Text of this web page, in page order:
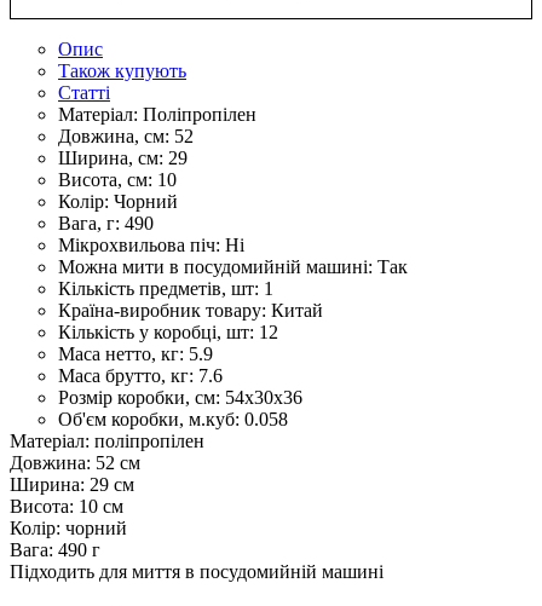
Опис
Також купують
Статті
Матеріал: Поліпропілен
Довжина, см: 52
Ширина, см: 29
Висота, см: 10
Колір: Чорний
Вага, г: 490
Мікрохвильова піч: Ні
Можна мити в посудомийній машині: Так
Кількість предметів, шт: 1
Країна-виробник товару: Китай
Кількість у коробці, шт: 12
Маса нетто, кг: 5.9
Маса брутто, кг: 7.6
Розмір коробки, см: 54х30х36
Об'єм коробки, м.куб: 0.058
Матеріал: поліпропілен
Довжина: 52 см
Ширина: 29 см
Висота: 10 см
Колір: чорний
Вага: 490 г
Підходить для миття в посудомийній машині